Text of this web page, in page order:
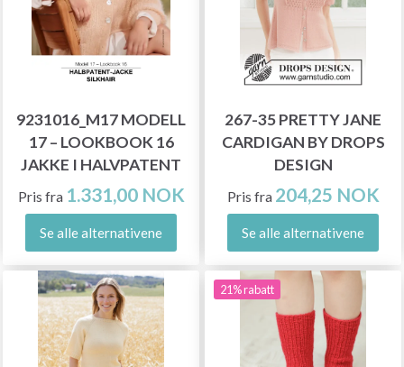
9231016_M17 MODELL
17 – LOOKBOOK 16
JAKKE I HALVPATENT
Pris fra 1.331,00 NOK
Se alle alternativene
267-35 PRETTY JANE
CARDIGAN BY DROPS
DESIGN
Pris fra 204,25 NOK
Se alle alternativene
21% rabatt